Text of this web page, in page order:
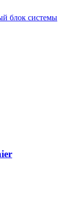
блок системы